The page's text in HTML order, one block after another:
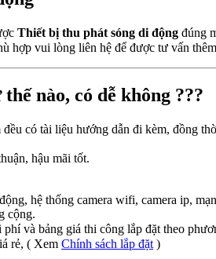
Thiết bị thu phát sóng di động đúng
hợp vui lòng liên hệ để được tư vấn
nào, có dễ không ???
đều có tài liệu hướng dẫn đi kèm, đồng
hậu mãi tốt.
hệ thống camera wifi, camera ip,
cộng.
và bảng giá thi công lắp đặt theo
rẻ, ( Xem Chính sách lắp đặt )